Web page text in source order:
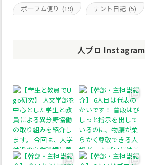
ボーフム便り (19) ナント日記 (5)
人プロ Instagram